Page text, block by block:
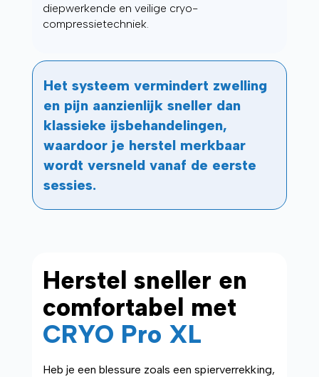
diepwerkende en veilige cryo-
compressietechniek.
Het systeem vermindert zwelling
en pijn aanzienlijk sneller dan
klassieke ijsbehandelingen,
waardoor je herstel merkbaar
wordt versneld vanaf de eerste
sessies.
Herstel sneller en
comfortabel met
CRYO Pro XL
Heb je een blessure zoals een spierverrekking,